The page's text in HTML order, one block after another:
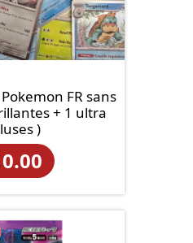
FR sans
+ 1 ultra
)